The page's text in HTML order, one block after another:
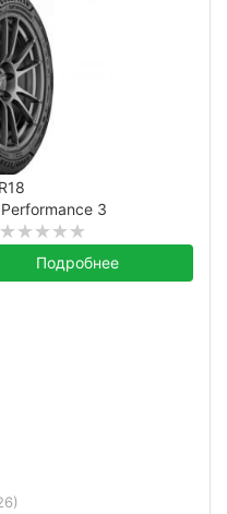
3
Подробнее